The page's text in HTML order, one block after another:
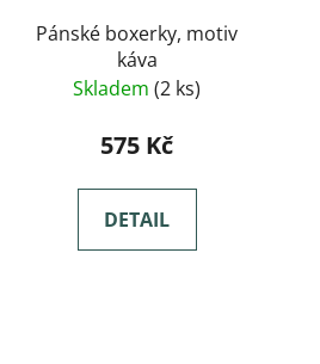
Pánské boxerky, motiv
káva
Skladem (2 ks)
575 Kč
DETAIL